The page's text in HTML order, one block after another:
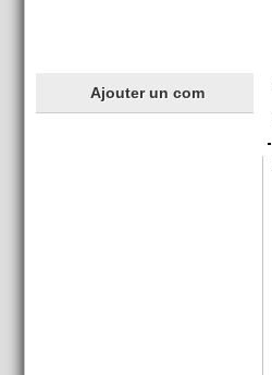
Ajouter un com